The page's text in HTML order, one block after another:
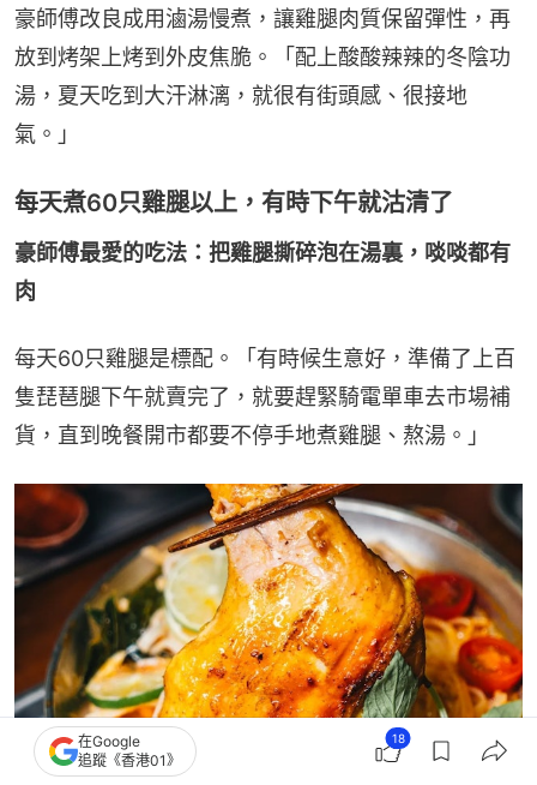
豪師傅改良成用滷湯慢煮，讓雞腿肉質保留彈性，再
放到烤架上烤到外皮焦脆。「配上酸酸辣辣的冬陰功
湯，夏天吃到大汗淋漓，就很有街頭感、很接地
氣。」
每天煮60只雞腿以上，有時下午就沽清了
豪師傅最愛的吃法：把雞腿撕碎泡在湯裏，啖啖都有
肉
每天60只雞腿是標配。「有時候生意好，準備了上百
隻琵琶腿下午就賣完了，就要趕緊騎電單車去市場補
貨，直到晚餐開市都要不停手地煮雞腿、熬湯。」
在Google
追蹤《香港01》
18